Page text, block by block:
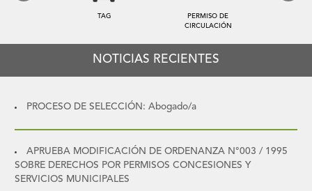
TAG
PERMISO DE
CIRCULACIÓN
NOTICIAS RECIENTES
PROCESO DE SELECCIÓN: Abogado/a
APRUEBA MODIFICACIÓN DE ORDENANZA N°003 / 1995
SOBRE DERECHOS POR PERMISOS CONCESIONES Y
SERVICIOS MUNICIPALES